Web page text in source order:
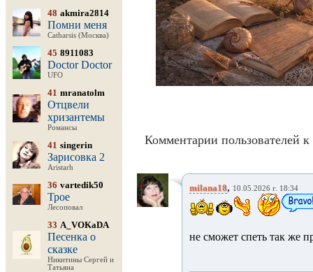
48 akmira2814
Помни меня
Catharsis (Москва)
45 8911083
Doctor Doctor
UFO
41 mranatolm
Отцвели
хризантемы
Романсы
41 singerin
Зарисовка 2
Aristarh
36 vartedik50
Трое
Лесоповал
33 A_VOKaDA
Песенка о
сказке
Никитины Сергей и
Татьяна
Комментарии пользователей к
milana18, 10.05.2026 г. 18:34
не сможет спеть так же